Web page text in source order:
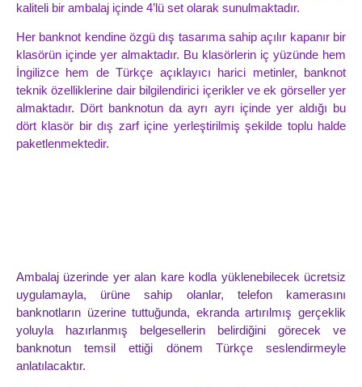
kaliteli bir ambalaj içinde 4’lü set olarak sunulmaktadır.
Her banknot kendine özgü dış tasarıma sahip açılır kapanır bir
klasörün içinde yer almaktadır. Bu klasörlerin iç yüzünde hem
İngilizce hem de Türkçe açıklayıcı harici metinler, banknot
teknik özelliklerine dair bilgilendirici içerikler ve ek görseller yer
almaktadır. Dört banknotun da ayrı ayrı içinde yer aldığı bu
dört klasör bir dış zarf içine yerleştirilmiş şekilde toplu halde
paketlenmektedir.
Ambalaj üzerinde yer alan kare kodla yüklenebilecek ücretsiz
uygulamayla, ürüne sahip olanlar, telefon kamerasını
banknotların üzerine tuttuğunda, ekranda artırılmış gerçeklik
yoluyla hazırlanmış belgesellerin belirdiğini görecek ve
banknotun temsil ettiği dönem Türkçe seslendirmeyle
anlatılacaktır.